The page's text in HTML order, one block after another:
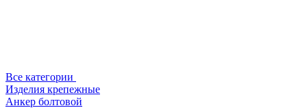
Все категории
Изделия крепежные
Анкер болтовой